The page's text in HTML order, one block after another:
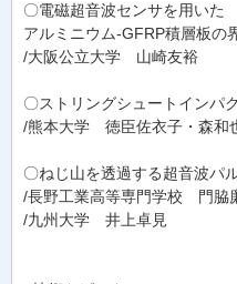
〇電磁超音波センサを用いた
アルミニウム-GFRP積層板の
/大阪公立大学 山崎友裕
〇ストリングシュートインパ
/熊本大学 徳臣佐衣子・森和
〇ねじ山を透過する超音波パ
/長野工業高等専門学校 門脇
/九州大学 井上卓見